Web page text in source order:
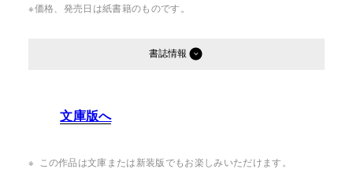
※価格、発売日は紙書籍のものです。
書誌情報
ISBN： 9784344014466
文庫版へ
この作品は文庫または新装版でもお楽しみいただけます。